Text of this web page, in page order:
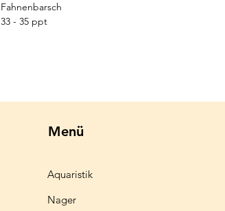
Fahnenbarsch
33 - 35 ppt
Menü
Aquaristik
Nager